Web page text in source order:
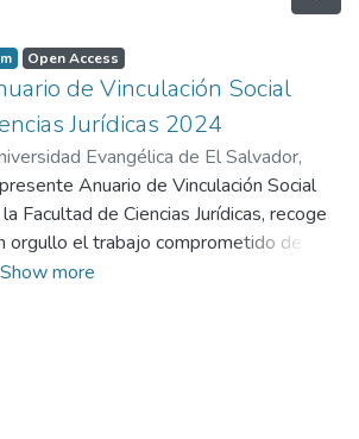
Open Access
de Vinculación Social
Jurídicas 2024
Evangélica de El Salvador,
)Facultad de Ciencias Jurídicas
Anuario de Vinculación Social
Facultad de Ciencias Jurídicas, recoge
orgullo el trabajo comprometido de
estudiantes, docentes y aliados
Show more